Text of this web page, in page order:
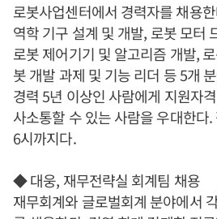
로봇사업센터에서 경력자를 채용
역학 기구 설계 및 개발, 로봇 모터
로봇 제어기기 및 알고리즘 개발,
봇 개발 과제 및 기능 리더 등 5개
경력 5년 이상인 사람에게 지원자
사소통할 수 있는 사람을 우대한다
6시까지다.
◆ 대웅, 재무전략실 회계팀 채용
재무회계와 글로벌회계 분야에서